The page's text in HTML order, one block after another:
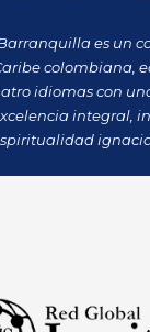
t
o
k
w
i
t
t
e
r
i
Barranquilla es un
colombiana,
idiomas con
integral,